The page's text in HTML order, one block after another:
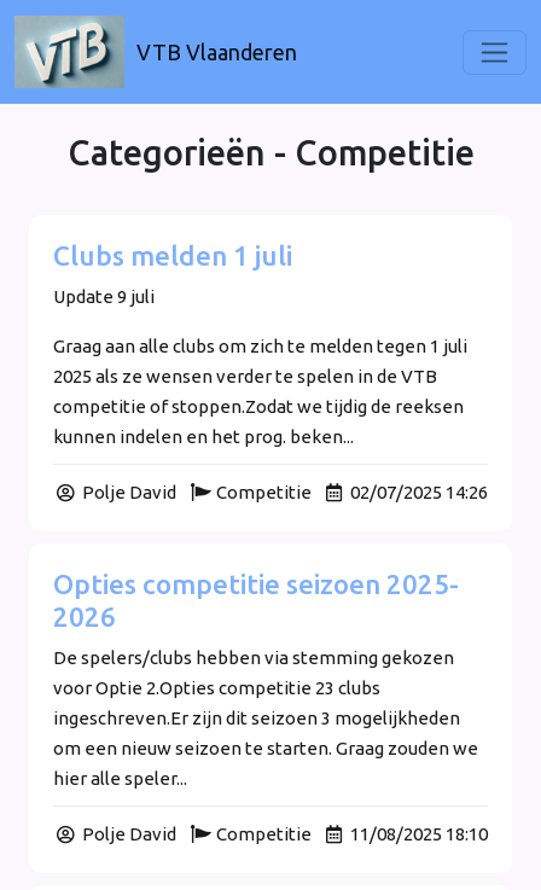
VTB Vlaanderen
Categorieën - Competitie
Clubs melden 1 juli
Update 9 juli
Graag aan alle clubs om zich te melden tegen 1 juli
2025 als ze wensen verder te spelen in de VTB
competitie of stoppen.Zodat we tijdig de reeksen
kunnen indelen en het prog. beken...
Polje David Competitie 02/07/2025 14:26
Opties competitie seizoen 2025-
2026
De spelers/clubs hebben via stemming gekozen
voor Optie 2.Opties competitie 23 clubs
ingeschreven.Er zijn dit seizoen 3 mogelijkheden
om een nieuw seizoen te starten. Graag zouden we
hier alle speler...
Polje David Competitie 11/08/2025 18:10